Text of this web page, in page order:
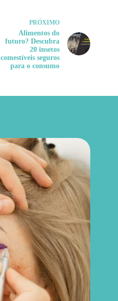
PRÓXIMO
Alimentos do
futuro? Descubra
20 insetos
comestíveis seguros
para o consumo